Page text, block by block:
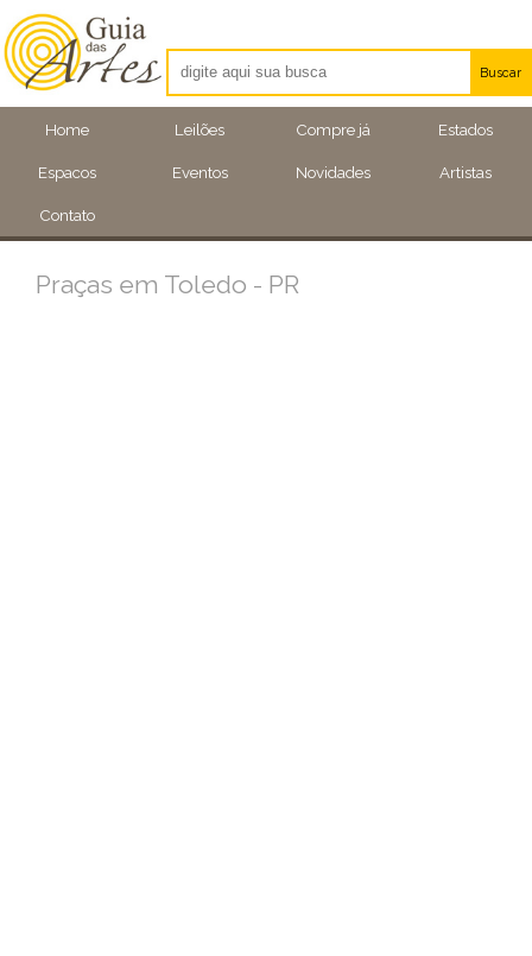
Home Leilões Compre já Estados
Espacos Eventos Novidades Artistas
Contato
Buscar
Artistas
Eventos
Praças em Toledo - PR